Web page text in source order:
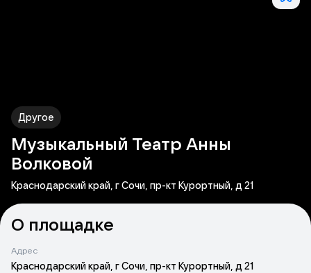
Другое
Музыкальный Театр Анны
Волковой
Краснодарский край, г Сочи, пр-кт Курортный, д 21
О площадке
Адрес
Краснодарский край, г Сочи, пр-кт Курортный, д 21